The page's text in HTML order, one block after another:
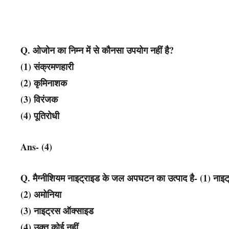
Q. ओजोन का निम्न में से कौनसा उपयोग नहीं है?
(1) संक्रमणहारी
(2) कृमिनाशक
(3) विरंजक
(4) पूतिरोधी
Ans- (4)
Q. मैग्नीशियम नाइट्राइड के जल अपघटन का उत्पाद है- (1)
(2) अमोनिया
(3) नाइट्रस ऑक्साइड